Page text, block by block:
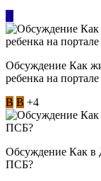
Л
Обсуждение Как
ребенка на
В В +4
Обсуждение Как в
ПСБ?